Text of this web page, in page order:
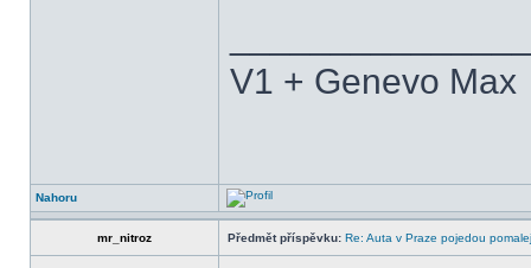
V1 + Genevo Max
Nahoru
mr_nitroz Předmět příspěvku: Re: Auta v Praze pojedou